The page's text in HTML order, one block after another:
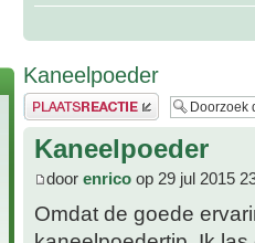
Kaneelpoeder
Plaats een reactie
Kaneelpoeder
door enrico op 29 jul 2015
Omdat de goede